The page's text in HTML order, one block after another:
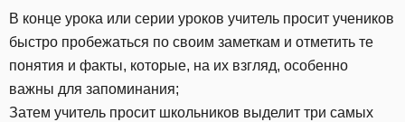
В конце урока или серии уроков учитель просит учеников
быстро пробежаться по своим заметкам и отметить те
понятия и факты, которые, на их взгляд, особенно
важны для запоминания;
Затем учитель просит школьников выделит три самых